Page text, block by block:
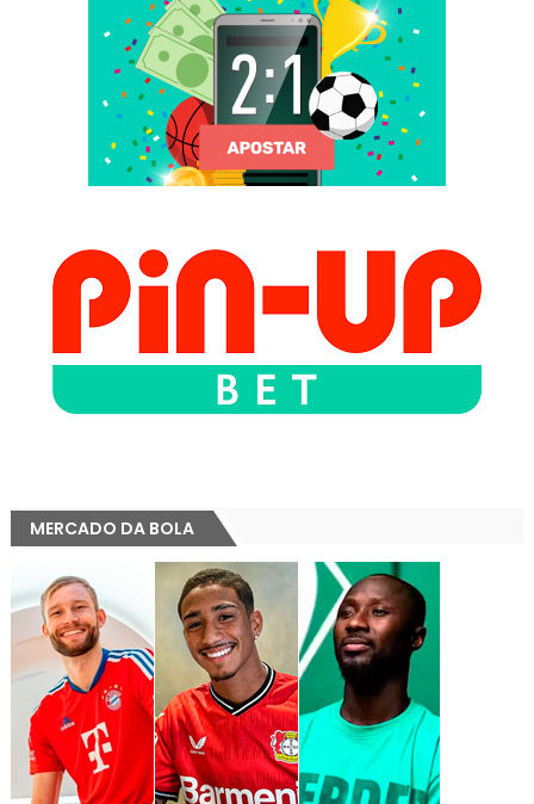
MERCADO DA BOLA